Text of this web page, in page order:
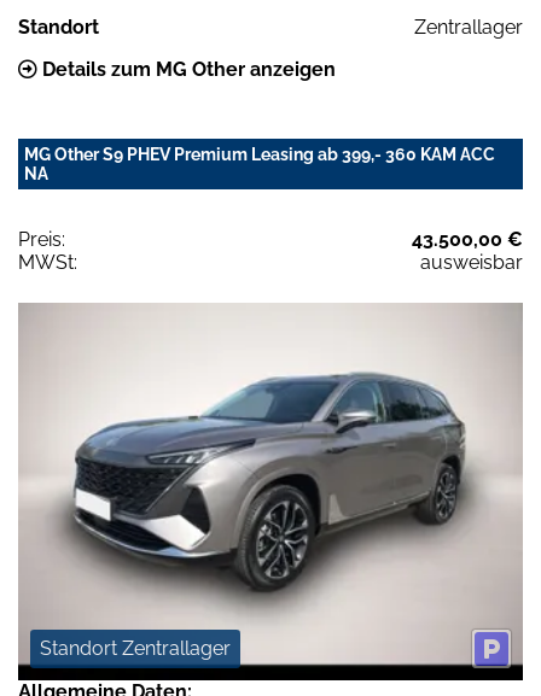
Standort
Zentrallager
Details zum MG Other anzeigen
MG Other S9 PHEV Premium Leasing ab 399,- 360 KAM ACC
NA
Preis:
43.500,00 €
MWSt:
ausweisbar
Standort Zentrallager